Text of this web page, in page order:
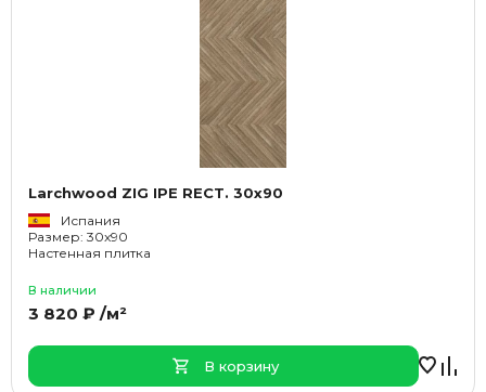
Larchwood ZIG IPE RECT. 30x90
Испания
Размер: 30x90
Настенная плитка
В наличии
3 820 ₽ /м²
В корзину